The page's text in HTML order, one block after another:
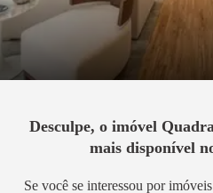
Desculpe, o imóvel
mais disponível
Se você se interessou por